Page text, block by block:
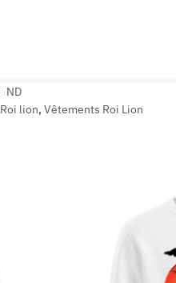
ND
Roi lion, Vêtements Roi Lion